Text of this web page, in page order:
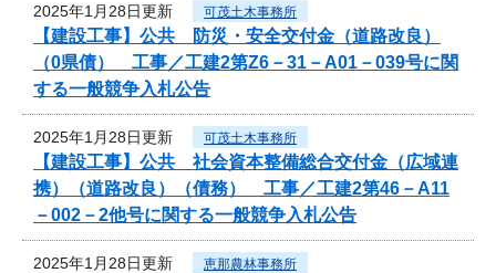
2025年1月28日更新 可茂土木事務所
【建設工事】公共 防災・安全交付金（道路改良）
（0県債） 工事／工建2第Z6－31－A01－039号に関
する一般競争入札公告
2025年1月28日更新 可茂土木事務所
【建設工事】公共 社会資本整備総合交付金（広域連
携）（道路改良）（債務） 工事／工建2第46－A11
－002－2他号に関する一般競争入札公告
2025年1月28日更新 恵那農林事務所